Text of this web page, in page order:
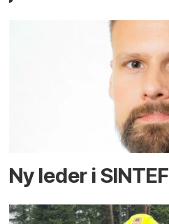
Ny leder i SINTEF